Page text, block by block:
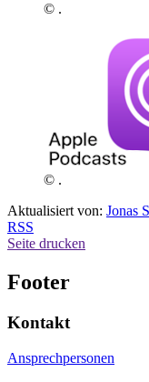
© .
© .
Aktualisiert von: Jonas
RSS
Seite drucken
Footer
Kontakt
Ansprechpersonen